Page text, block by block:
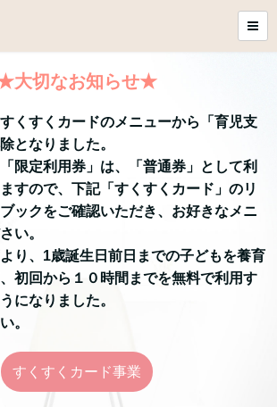
大切なお知らせ★
くすくカードのメニューから「育児支
となりました。
限定利用券」は、「普通券」として利
すので、下記「すくすくカード」のリ
ックをご確認いただき、お好きなメニ
い。
り、1歳誕生日前日までの子どもを養育
初回から１０時間までを無料で利用す
になりました。
。
すくすくカード事業